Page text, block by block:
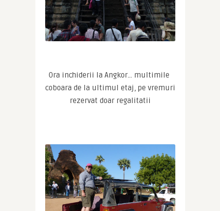
Ora inchiderii la Angkor… multimile
coboara de la ultimul etaj, pe vremuri
rezervat doar regalitatii